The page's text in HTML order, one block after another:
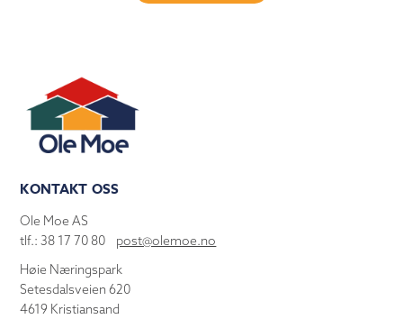
KONTAKT OSS
Ole Moe AS
tlf.: 38 17 70 80 post@olemoe.no
Høie Næringspark
Setesdalsveien 620
4619 Kristiansand